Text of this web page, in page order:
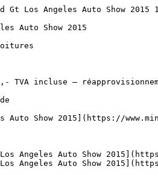
Gt Los Angeles Auto Show 2015
Auto Show 2015
TVA incluse —
Auto Show 2015](https://
Angeles Auto Show
Angeles Auto Show